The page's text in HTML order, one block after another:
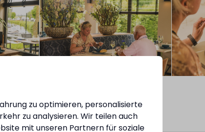
zu optimieren, personalisierte
zu analysieren. Wir teilen auch
mit unseren Partnern für soziale